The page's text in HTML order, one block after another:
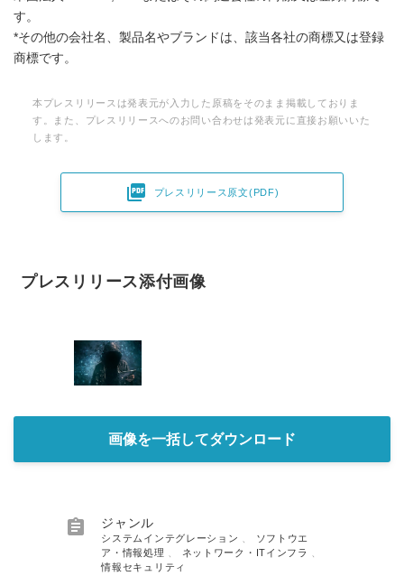
す。
*その他の会社名、製品名やブランドは、該当各社の商標又は登録
商標です。
本プレスリリースは発表元が入力した原稿をそのまま掲載しておりま
す。また、プレスリリースへのお問い合わせは発表元に直接お願いいた
します。
 プレスリリース原文(PDF)
プレスリリース添付画像
画像を一括してダウンロード
 ジャンル
システムインテグレーション
ソフトウエ
ア・情報処理
ネットワーク・ITインフラ
情報セキュリティ